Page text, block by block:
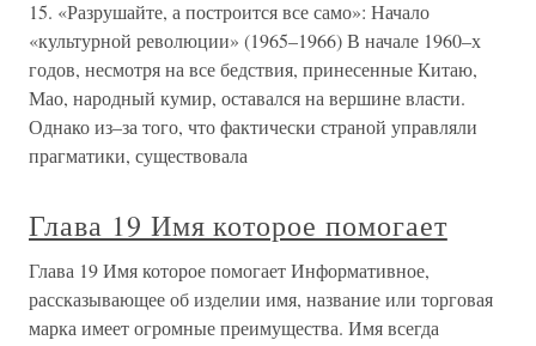
15. «Разрушайте, а построится все само»: Начало
«культурной революции» (1965–1966) В начале 1960–х
годов, несмотря на все бедствия, принесенные Китаю,
Мао, народный кумир, оставался на вершине власти.
Однако из–за того, что фактически страной управляли
прагматики, существовала
Глава 19 Имя которое помогает
Глава 19 Имя которое помогает Информативное,
рассказывающее об изделии имя, название или торговая
марка имеет огромные преимущества. Имя всегда